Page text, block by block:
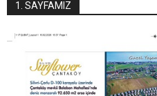
1. SAYFAMIZ